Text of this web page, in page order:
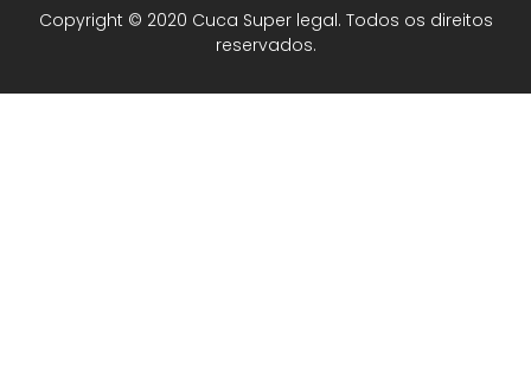
Copyright © 2020 Cuca Super legal. Todos os direitos
reservados.